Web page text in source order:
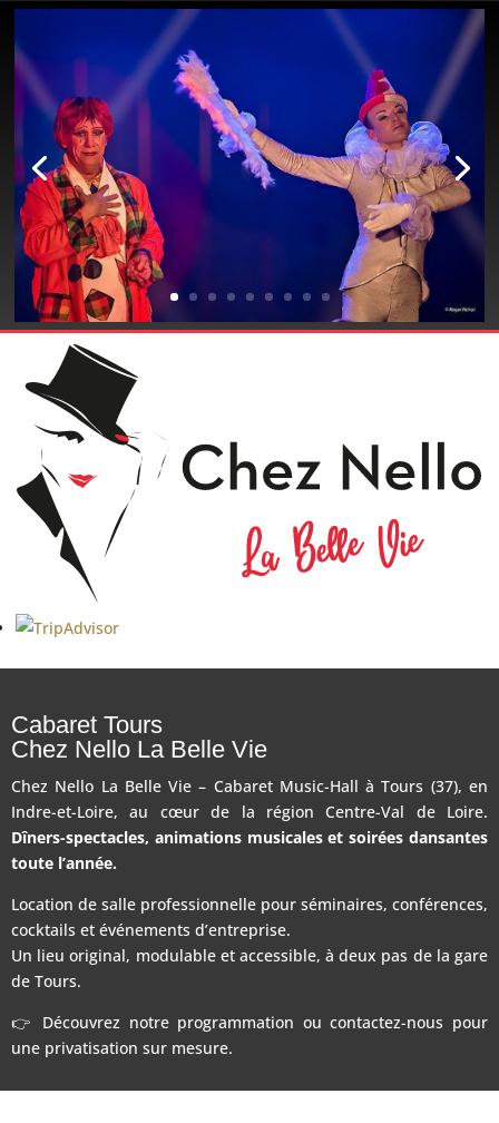
Cabaret Tours
Chez Nello La Belle Vie
Chez Nello La Belle Vie – Cabaret Music-Hall à Tours (37), en
Indre-et-Loire, au cœur de la région Centre-Val de Loire.
Dîners-spectacles, animations musicales et soirées dansantes
toute l’année.
Location de salle professionnelle pour séminaires, conférences,
cocktails et événements d’entreprise.
Un lieu original, modulable et accessible, à deux pas de la gare
de Tours.
👉 Découvrez notre programmation ou contactez-nous pour
une privatisation sur mesure.